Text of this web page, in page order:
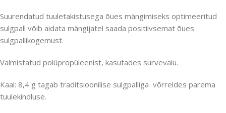
Suurendatud tuuletakistusega õues mängimiseks optimeeritud
sulgpall võib aidata mängijatel saada positiivsemat õues
sulgpallikogemust.
Valmistatud polüpropüleenist, kasutades survevalu.
Kaal: 8,4 g tagab traditsioonilise sulgpalliga võrreldes parema
tuulekindluse.